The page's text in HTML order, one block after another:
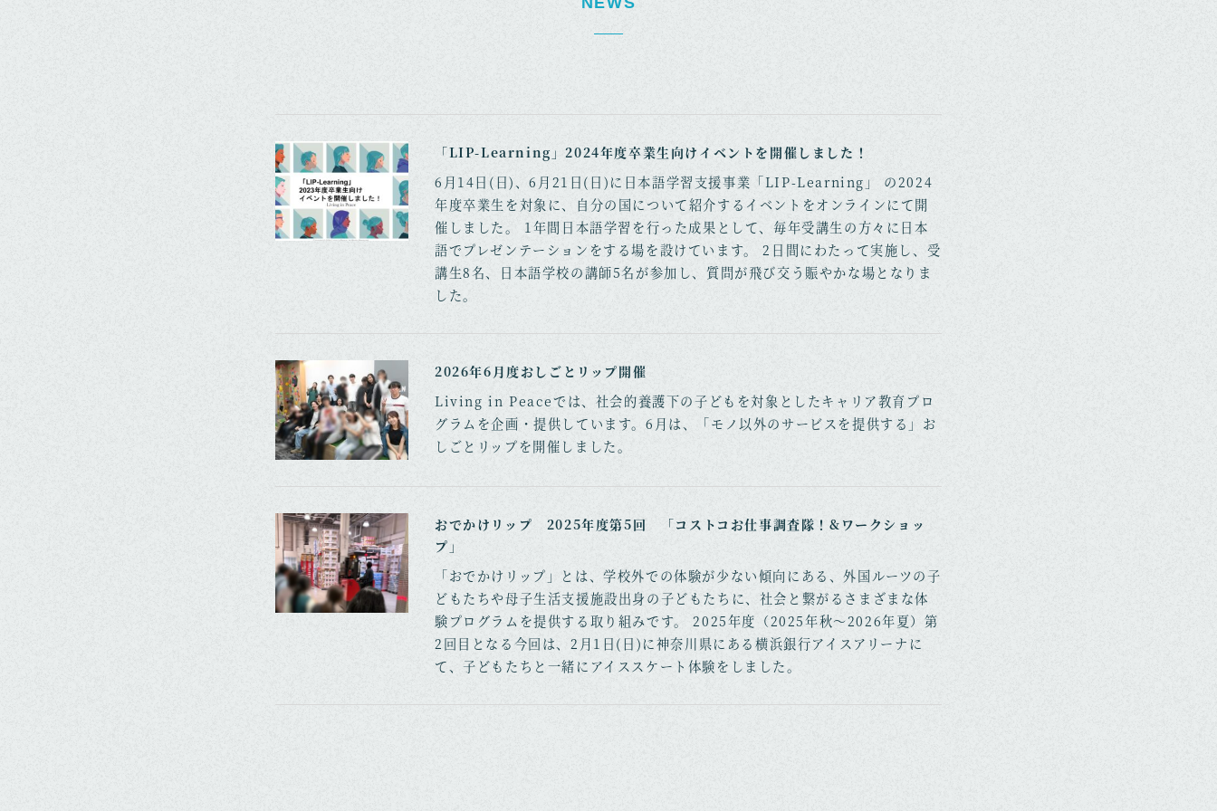
「LIP-Learning」2024年度卒業生向けイベントを開催しました！
6月14日(日)、6月21日(日)に日本語学習支援事業「LIP-Learning」 の2024
年度卒業生を対象に、自分の国について紹介するイベントをオンラインにて開
催しました。 1年間日本語学習を行った成果として、毎年受講生の方々に日本
語でプレゼンテーションをする場を設けています。 2日間にわたって実施し、受
講生8名、日本語学校の講師5名が参加し、質問が飛び交う賑やかな場となりま
した。
2026年6月度おしごとリップ開催
Living in Peaceでは、社会的養護下の子どもを対象としたキャリア教育プロ
グラムを企画・提供しています。6月は、「モノ以外のサービスを提供する」お
しごとリップを開催しました。
おでかけリップ 2025年度第5回 「コストコお仕事調査隊！&ワークショッ
プ」
「おでかけリップ」とは、学校外での体験が少ない傾向にある、外国ルーツの子
どもたちや母子生活支援施設出身の子どもたちに、社会と繋がるさまざまな体
験プログラムを提供する取り組みです。 2025年度（2025年秋～2026年夏）第
2回目となる今回は、2月1日(日)に神奈川県にある横浜銀行アイスアリーナに
て、子どもたちと一緒にアイススケート体験をしました。